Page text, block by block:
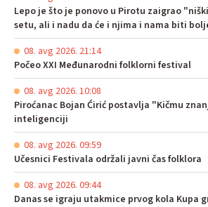
Lepo je što je ponovo u Pirotu zaigrao
setu, ali i nadu da će i njima i nama biti
08. avg 2026. 21:14
Počeo XXI Međunarodni folklorni festival
08. avg 2026. 10:08
Piroćanac Bojan Ćirić postavlja "Kičmu
inteligenciji
08. avg 2026. 09:59
Učesnici Festivala održali javni čas folklora
08. avg 2026. 09:44
Danas se igraju utakmice prvog kola Kupa